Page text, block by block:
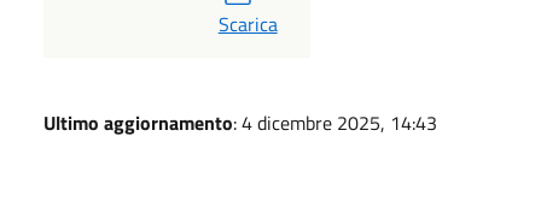
PDF
Scarica
Ultimo aggiornamento: 4 dicembre 2025, 14:43